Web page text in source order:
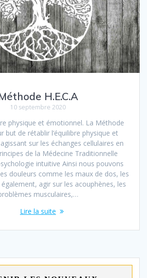
H.E.C.A
10 septembre 2020
physique et émotionnel. La Méthode
but de rétablir l’équilibre physique et
sur les échanges cellulaires en
de la Médecine Traditionnelle
intuitive Ainsi nous pouvons
douleurs comme les maux de dos, les
agir sur les acouphènes, les
musculaires,…
Lire la suite